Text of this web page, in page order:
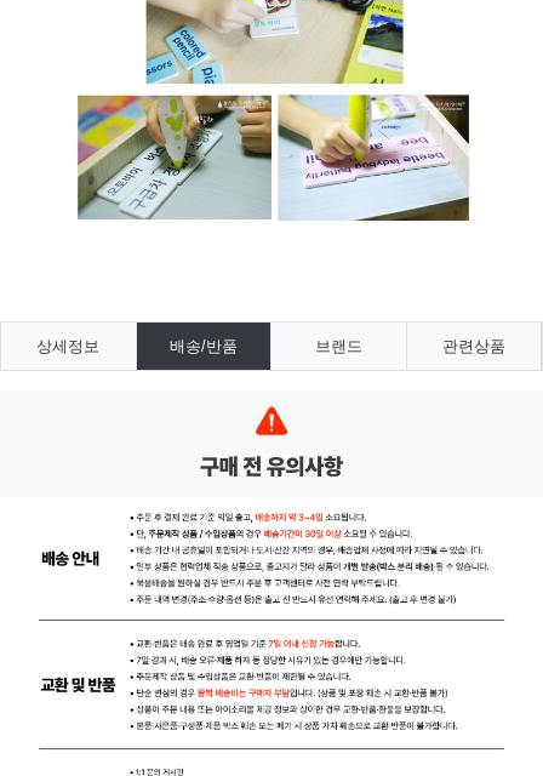
상세정보 배송/반품 브랜드 관련상품